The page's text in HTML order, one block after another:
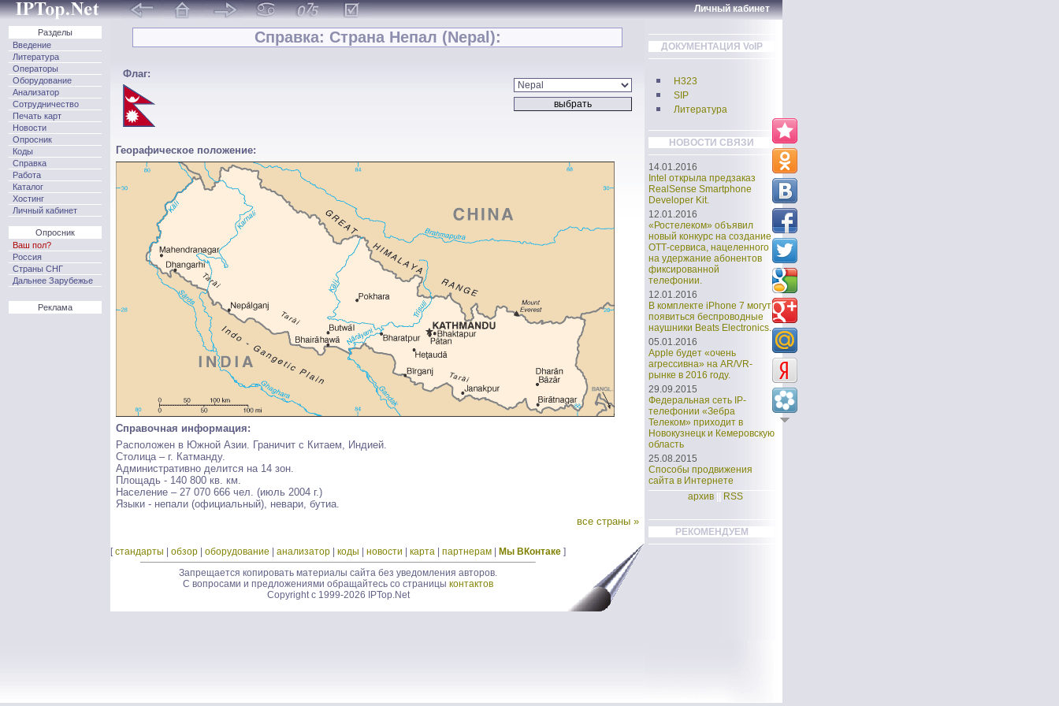
Личный кабинет
Разделы
Введение
Литература
Операторы
Оборудование
Анализатор
Сотрудничество
Печать карт
Новости
Опросник
Коды
Справка
Работа
Каталог
Хостинг
Личный кабинет
Опросник
Ваш пол?
Россия
Страны СНГ
Дальнее Зарубежье
Реклама
Справка: Страна Непал (Nepal):
Флаг:
Георафическое положение:
Справочная информация:
Расположен в Южной Азии. Граничит с Китаем, Индией.
Столица – г. Катманду.
Административно делится на 14 зон.
Площадь - 140 800 кв. км.
Население – 27 070 666 чел. (июль 2004 г.)
Языки - непали (официальный), невари, бутиа.
все страны »
ДОКУМЕНТАЦИЯ VoIP
H323
SIP
Литература
НОВОСТИ СВЯЗИ
14.01.2016
Intel открыла предзаказ
RealSense Smartphone
Developer Kit.
12.01.2016
«Ростелеком» объявил
новый конкурс на создание
ОТТ-сервиса, нацеленного
на удержание абонентов
фиксированной
телефонии.
12.01.2016
В комплекте iPhone 7 могут
появиться беспроводные
наушники Beats Electronics.
05.01.2016
Apple будет «очень
агрессивна» на AR/VR-
рынке в 2016 году.
29.09.2015
Федеральная сеть IP-
телефонии «Зебра
Телеком» приходит в
Новокузнецк и Кемеровскую
область
25.08.2015
Способы продвижения
сайта в Интернете
архив
RSS
РЕКОМЕНДУЕМ
[стандарты обзор оборудование анализатор коды новости карта партнерам Мы ВКонтаке ]
Запрещается копировать материалы сайта без уведомления авторов.
С вопросами и предложениями обращайтесь со страницы контактов
Copyright c 1999-2026 IPTop.Net